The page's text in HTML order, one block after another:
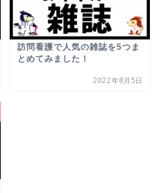
訪問看護で人気の雑誌を5つま
とめてみました！
2022年8月5日